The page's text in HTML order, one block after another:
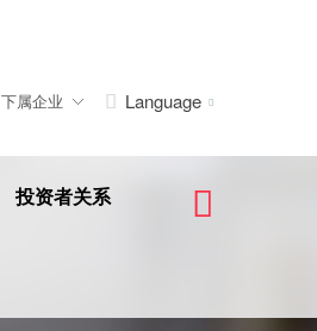
下属企业  Language 
投资者关系 